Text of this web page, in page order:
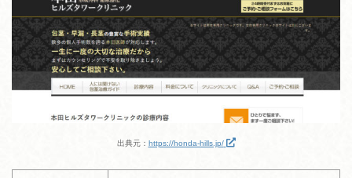
出典元： https://honda-hills.jp/